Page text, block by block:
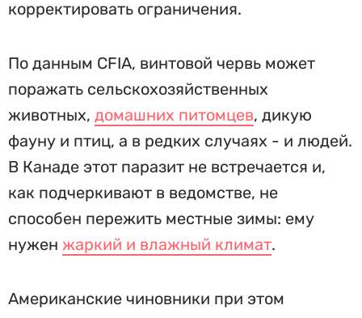
корректировать ограничения.
По данным CFIA, винтовой червь может
поражать сельскохозяйственных
животных, домашних питомцев, дикую
фауну и птиц, а в редких случаях - и людей.
В Канаде этот паразит не встречается и,
как подчеркивают в ведомстве, не
способен пережить местные зимы: ему
нужен жаркий и влажный климат.
Американские чиновники при этом